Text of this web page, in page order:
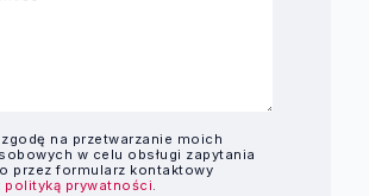
na przetwarzanie moich
w celu obsługi zapytania
przez formularz kontaktowy
polityką prywatności.